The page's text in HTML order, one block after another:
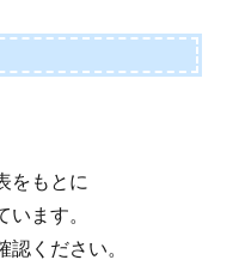
をもとに
います。
ください。